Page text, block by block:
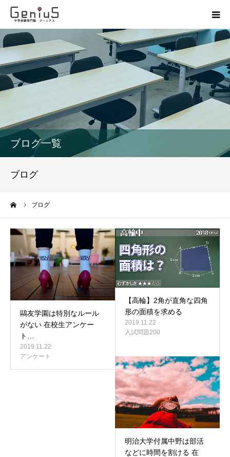
ブログ一覧
ブログ
ブログ
鷗友学園は特別なルール
がない 在校生アンケー
ト…
2019.11.22
アンケート
【高輪】2角が直角な四角
形の面積を求める
2019.11.22
入試問題200
明治大学付属中野は部活
などに時間を割ける 在
授業
志望校別特訓
模試
お問い合わせ